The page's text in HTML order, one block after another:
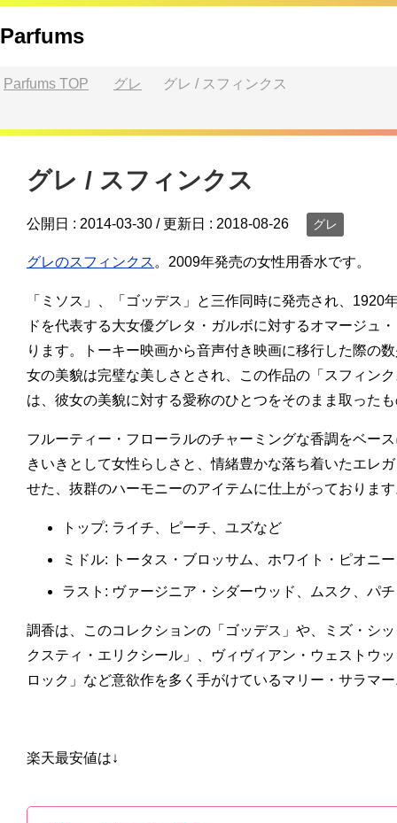
Parfums
Parfums TOP グレ グレ / スフィンクス
グレ / スフィンクス
公開日 : 2014-03-30 / 更新日 : 2018-08-26 グレ
グレのスフィンクス 。2009年発売の女性用香水です。
「ミソス」、「ゴッデス」と三作同時に発売され、1920
ドを代表する大女優グレタ・ガルボに対するオマージュ
ります。トーキー映画から音声付き映画に移行した際の
女の美貌は完璧な美しさとされ、この作品の「スフィン
は、彼女の美貌に対する愛称のひとつをそのまま取った
フルーティー・フローラルのチャーミングな香調をベー
きいきとして女性らしさと、情緒豊かな落ち着いたエレ
せた、抜群のハーモニーのアイテムに仕上がっておりま
トップ: ライチ、ピーチ、ユズなど
ミドル: トータス・ブロッサム、ホワイト・ピオニ
ラスト: ヴァージニア・シダーウッド、ムスク、パ
調香は、このコレクションの「ゴッデス」や、ミズ・シ
クスティ・エリクシール」、ヴィヴィアン・ウェストウ
ロック」など意欲作を多く手がけているマリー・サラマ
楽天最安値は↓